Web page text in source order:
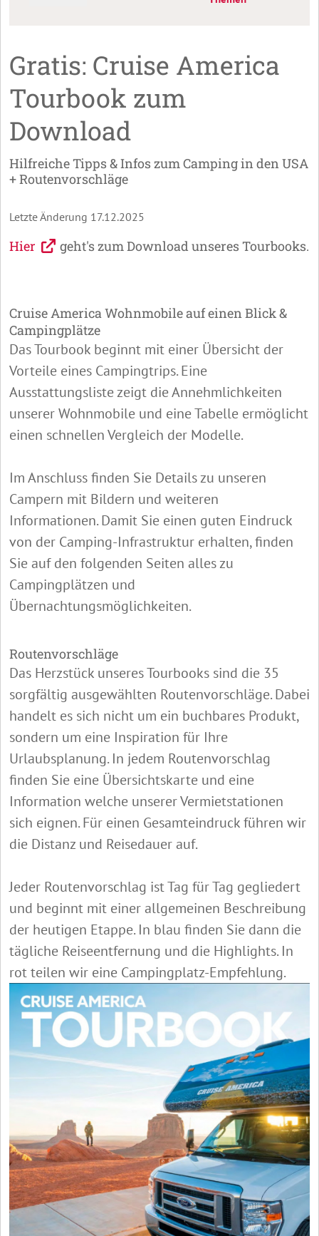
Gratis: Cruise America
Tourbook zum
Download
Hilfreiche Tipps & Infos zum Camping in den USA
+ Routenvorschläge
Letzte Änderung 17.12.2025
Hier geht's zum Download unseres Tourbooks.
Cruise America Wohnmobile auf einen Blick &
Campingplätze
Das Tourbook beginnt mit einer Übersicht der
Vorteile eines Campingtrips. Eine
Ausstattungsliste zeigt die Annehmlichkeiten
unserer Wohnmobile und eine Tabelle ermöglicht
einen schnellen Vergleich der Modelle.
Im Anschluss finden Sie Details zu unseren
Campern mit Bildern und weiteren
Informationen. Damit Sie einen guten Eindruck
von der Camping-Infrastruktur erhalten, finden
Sie auf den folgenden Seiten alles zu
Campingplätzen und
Übernachtungsmöglichkeiten.
Routenvorschläge
Das Herzstück unseres Tourbooks sind die 35
sorgfältig ausgewählten Routenvorschläge. Dabei
handelt es sich nicht um ein buchbares Produkt,
sondern um eine Inspiration für Ihre
Urlaubsplanung. In jedem Routenvorschlag
finden Sie eine Übersichtskarte und eine
Information welche unserer Vermietstationen
sich eignen. Für einen Gesamteindruck führen wir
die Distanz und Reisedauer auf.
Jeder Routenvorschlag ist Tag für Tag gegliedert
und beginnt mit einer allgemeinen Beschreibung
der heutigen Etappe. In blau finden Sie dann die
tägliche Reiseentfernung und die Highlights. In
rot teilen wir eine Campingplatz-Empfehlung.